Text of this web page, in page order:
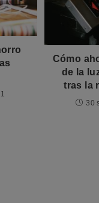
Cómo
de la
tras la
30